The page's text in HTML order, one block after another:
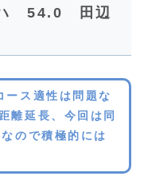
ハ 54.0 田辺
ース適性は問題な
離延長、今回は同
ので積極的には